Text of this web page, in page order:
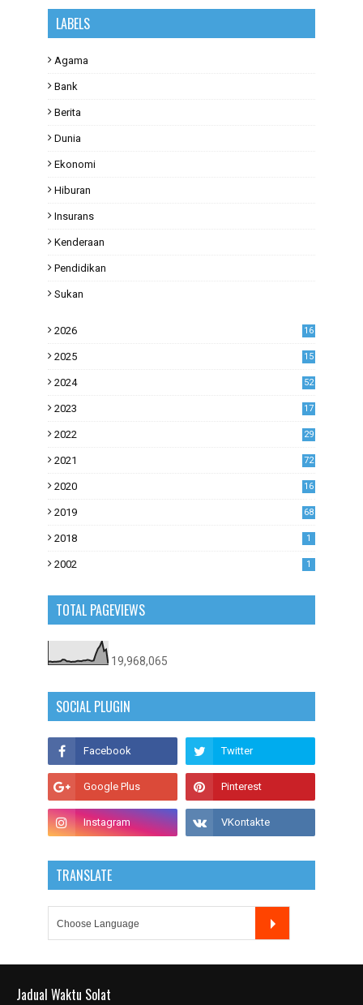
LABELS
Agama
Bank
Berita
Dunia
Ekonomi
Hiburan
Insurans
Kenderaan
Pendidikan
Sukan
2026 16
2025 15
2024 52
2023
17
2022
29
2021
72
2020
16
2019
68
2018 1
2002 1
TOTAL PAGEVIEWS
19,968,065
SOCIAL PLUGIN
TRANSLATE
Jadual Waktu Solat